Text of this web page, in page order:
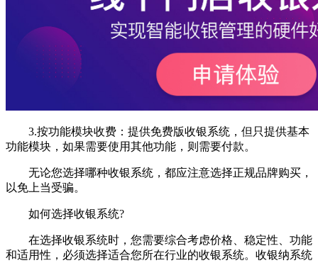
3.按功能模块收费：提供免费版收银系统，但只提供基本
功能模块，如果需要使用其他功能，则需要付款。
无论您选择哪种收银系统，都应注意选择正规品牌购买，
以免上当受骗。
如何选择收银系统?
在选择收银系统时，您需要综合考虑价格、稳定性、功能
和适用性，必须选择适合您所在行业的收银系统。收银纳系统